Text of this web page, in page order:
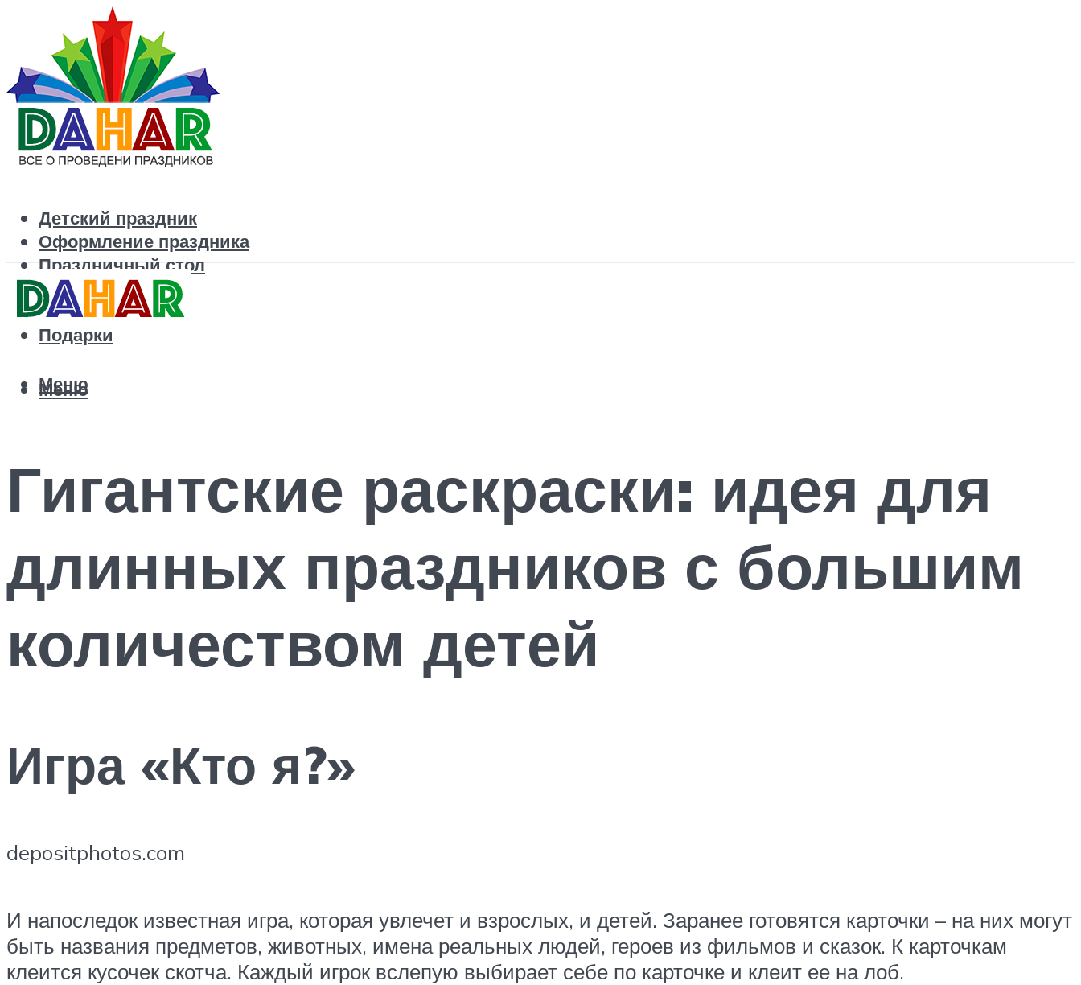
Детский праздник
Оформление праздника
Праздничный стол
Корпоратив
Поздравления
Подарки
Меню
Меню
Гигантские раскраски: идея для
длинных праздников с большим
количеством детей
Игра «Кто я?»
depositphotos.com
И напоследок известная игра, которая увлечет и взрослых, и детей. Заранее готовятся карточки – на них могут
быть названия предметов, животных, имена реальных людей, героев из фильмов и сказок. К карточкам
клеится кусочек скотча. Каждый игрок вслепую выбирает себе по карточке и клеит ее на лоб.